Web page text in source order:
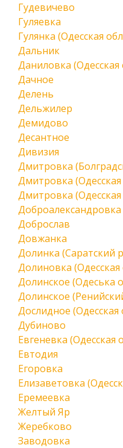
Гудевичево
Гуляевка
Гулянка (Одесская
Дальник
Даниловка (Одесская
Дачное
Делень
Дельжилер
Демидово
Десантное
Дивизия
Дмитровка
Дмитровка (Одесская
Дмитровка (Одесская
Доброалександровка
Доброслав
Довжанка
Долинка (Саратский
Долиновка (Одесская
Долинское (Одеська
Долинское
Дослидное (Одесская
Дубиново
Евгеневка (Одесская
Евтодия
Егоровка
Елизаветовка
Еремеевка
Желтый Яр
Жеребково
Заводовка